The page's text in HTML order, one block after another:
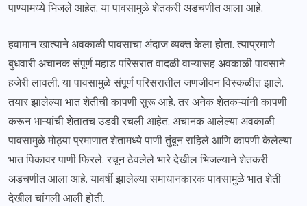
पाण्यामध्ये भिजले आहेत. या पावसामुळे शेतकरी अडचणीत आला आहे.
हवामान खात्याने अवकाळी पावसाचा अंदाज व्यक्त केला होता. त्याप्रमाणे
बुधवारी अचानक संपूर्ण महाड परिसरात वादळी वाऱ्यासह अवकाळी पावसाने
हजेरी लावली. या पावसामुळे संपूर्ण परिसरातील जणजीवन विस्कळीत झाले.
तयार झालेल्या भात शेतीची कापणी सुरू आहे. तर अनेक शेतकऱ्यांनी कापणी
करून भाऱ्यांची शेतातच उडवी रचली आहेत. अचानक आलेल्या अवकाळी
पावसामुळे मोठ्या प्रमाणात शेतामध्ये पाणी तुंबून राहिले आणि कापणी केलेल्या
भात पिकावर पाणी फिरले. रचून ठेवलेले भारे देखील भिजल्याने शेतकरी
अडचणीत आला आहे. यावर्षी झालेल्या समाधानकारक पावसामुळे भात शेती
देखील चांगली आली होती.